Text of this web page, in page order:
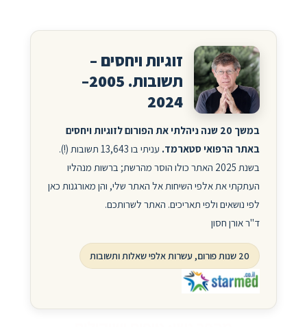
זוגיות ויחסים –
תשובות. 2005–
2024
במשך 20 שנה ניהלתי את הפורום לזוגיות ויחסים
באתר הרפואי סטארמד.
עניתי בו 13,643 תשובות (!).
בשנת 2025 האתר כולו הוסר מהרשת; ברשות מנהליו
העתקתי את אלפי השיחות אל האתר שלי, והן מאורגנות כאן
לפי נושאים ולפי תאריכים. האתר לשרותכם.
ד"ר אורן חסון
20 שנות פורום, עשרות אלפי שאלות ותשובות